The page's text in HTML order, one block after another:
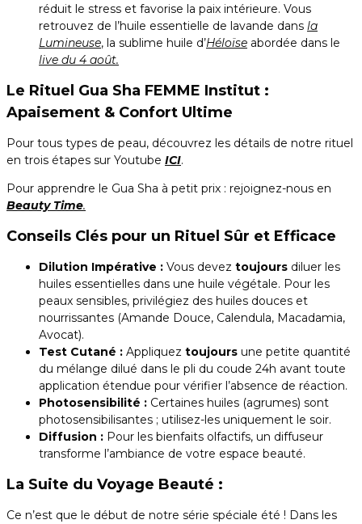
réduit le stress et favorise la paix intérieure. Vous
retrouvez de l’huile essentielle de lavande dans la
Lumineuse, la sublime huile d’Héloïse abordée dans le
live du 4 août.
Le Rituel Gua Sha FEMME Institut :
Apaisement & Confort Ultime
Pour tous types de peau, découvrez les détails de notre rituel
en trois étapes sur Youtube ICI.
Pour apprendre le Gua Sha à petit prix : rejoignez-nous en
Beauty Time.
Conseils Clés pour un Rituel Sûr et Efficace
Dilution Impérative : Vous devez toujours diluer les
huiles essentielles dans une huile végétale. Pour les
peaux sensibles, privilégiez des huiles douces et
nourrissantes (Amande Douce, Calendula, Macadamia,
Avocat).
Test Cutané : Appliquez toujours une petite quantité
du mélange dilué dans le pli du coude 24h avant toute
application étendue pour vérifier l’absence de réaction.
Photosensibilité : Certaines huiles (agrumes) sont
photosensibilisantes ; utilisez-les uniquement le soir.
Diffusion : Pour les bienfaits olfactifs, un diffuseur
transforme l’ambiance de votre espace beauté.
La Suite du Voyage Beauté :
Ce n’est que le début de notre série spéciale été ! Dans les